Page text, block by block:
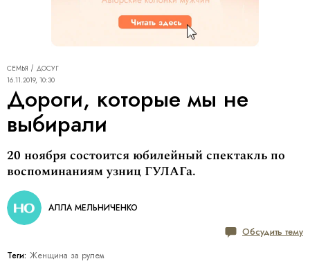
СЕМЬЯ
ДОСУГ
16.11.2019, 10:30
Дороги, которые мы не
выбирали
20 ноября состоится юбилейный спектакль по
воспоминаниям узниц ГУЛАГа.
АЛЛА МЕЛЬНИЧЕНКО
Обсудить тему
Теги: Женщина за рулем